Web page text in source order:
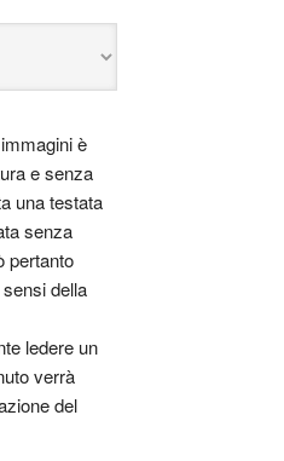
è
e senza
una testata
senza
pertanto
della
ledere un
verrà
del